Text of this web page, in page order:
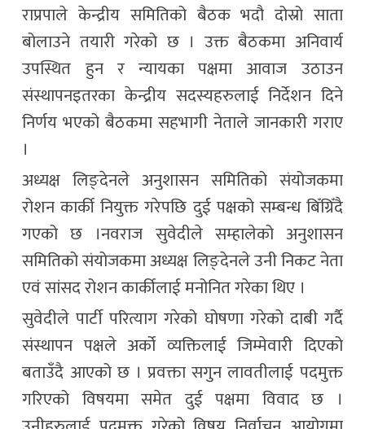
राप्रपाले केन्द्रीय समितिको बैठक भदौ दोस्रो साता
बोलाउने तयारी गरेको छ । उक्त बैठकमा अनिवार्य
उपस्थित हुन र न्यायका पक्षमा आवाज उठाउन
संस्थापनइतरका केन्द्रीय सदस्यहरुलाई निर्देशन दिने
निर्णय भएको बैठकमा सहभागी नेताले जानकारी गराए
।
अध्यक्ष लिङ्देनले अनुशासन समितिको संयोजकमा
रोशन कार्की नियुक्त गरेपछि दुई पक्षको सम्बन्ध बिँग्रिँदै
गएको छ ।नवराज सुवेदीले सम्हालेको अनुशासन
समितिको संयोजकमा अध्यक्ष लिङ्देनले उनी निकट नेता
एवं सांसद रोशन कार्कीलाई मनोनित गरेका थिए ।
सुवेदीले पार्टी परित्याग गरेको घोषणा गरेको दाबी गर्दै
संस्थापन पक्षले अर्को व्यक्तिलाई जिम्मेवारी दिएको
बताउँदै आएको छ । प्रवक्ता सगुन लावतीलाई पदमुक्त
गरिएको विषयमा समेत दुई पक्षमा विवाद छ ।